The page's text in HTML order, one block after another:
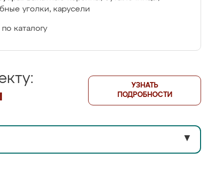
уголки, карусели
по каталогу
УЗНАТЬ
ПОДРОБНОСТИ
▼